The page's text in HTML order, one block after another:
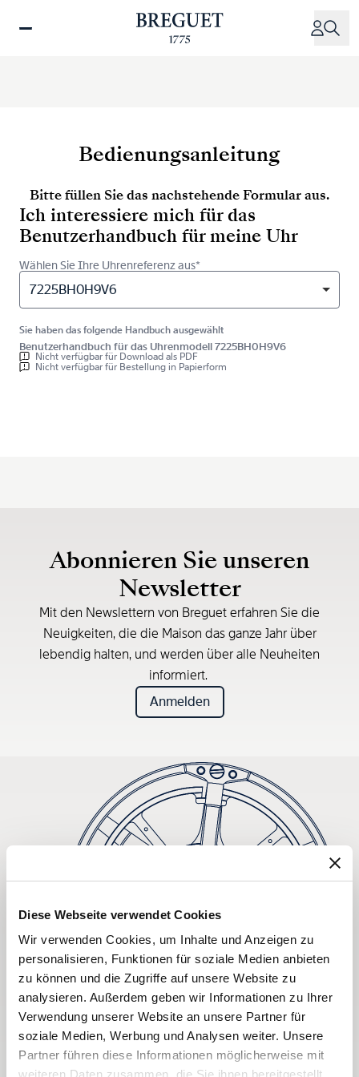
Diese Webseite verwendet Cookies
Wir verwenden Cookies, um Inhalte und Anzeigen zu
personalisieren, Funktionen für soziale Medien anbieten
zu können und die Zugriffe auf unsere Website zu
analysieren. Außerdem geben wir Informationen zu Ihrer
Verwendung unserer Website an unsere Partner für
soziale Medien, Werbung und Analysen weiter. Unsere
Partner führen diese Informationen möglicherweise mit
weiteren Daten zusammen, die Sie ihnen bereitgestellt
zum
Bedienungsanleitung
Bitte füllen Sie das nachstehende Formular aus.
Ich interessiere mich für das
Benutzerhandbuch für meine Uhr
Wählen Sie Ihre Uhrenreferenz aus*
7225BH0H9V6
Sie haben das folgende Handbuch ausgewählt
Benutzerhandbuch für das Uhrenmodell 7225BH0H9V6
Nicht verfügbar für Download als PDF
Nicht verfügbar für Bestellung in Papierform
Abonnieren Sie unseren
Newsletter
Mit den Newslettern von Breguet erfahren Sie die
Neuigkeiten, die die Maison das ganze Jahr über
lebendig halten, und werden über alle Neuheiten
informiert.
Anmelden